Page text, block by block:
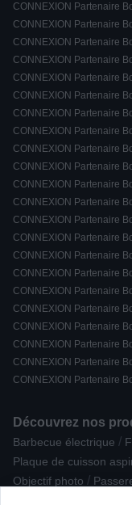
CONNEXION Partenaire
CONNEXION Partenaire
CONNEXION Partenaire
CONNEXION Partenaire
CONNEXION Partenaire
CONNEXION Partenaire
CONNEXION Partenaire
CONNEXION Partenaire
CONNEXION Partenaire
CONNEXION Partenaire
CONNEXION Partenaire
CONNEXION Partenaire
CONNEXION Partenaire
CONNEXION Partenaire
CONNEXION Partenaire
CONNEXION Partenaire
CONNEXION Partenaire
CONNEXION Partenaire
CONNEXION Partenaire
CONNEXION Partenaire
CONNEXION Partenaire
CONNEXION Partenaire
Découvrez nos
Barbecue électrique /
Plaque de cuisson
Objectif photo /